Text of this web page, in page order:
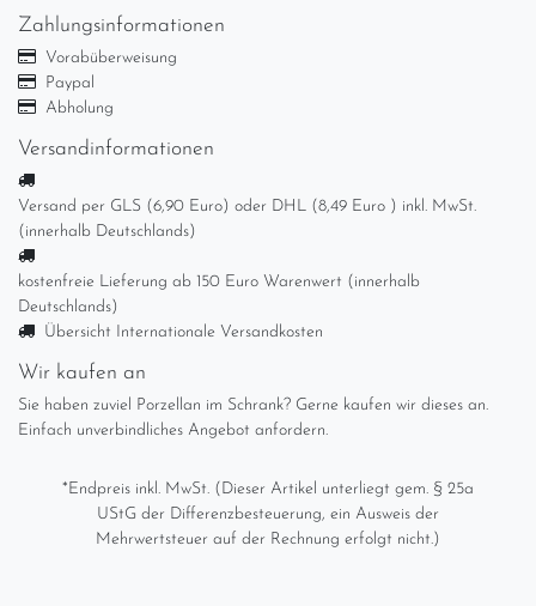
Zahlungsinformationen
Vorabüberweisung
Paypal
Abholung
Versandinformationen
Versand per GLS (6,90 Euro) oder DHL (8,49 Euro ) inkl. MwSt.
(innerhalb Deutschlands)
kostenfreie Lieferung ab 150 Euro Warenwert (innerhalb
Deutschlands)
Übersicht Internationale Versandkosten
Wir kaufen an
Sie haben zuviel Porzellan im Schrank? Gerne kaufen wir dieses an.
Einfach unverbindliches Angebot anfordern.
*Endpreis inkl. MwSt. (Dieser Artikel unterliegt gem. § 25a
UStG der Differenzbesteuerung, ein Ausweis der
Mehrwertsteuer auf der Rechnung erfolgt nicht.)